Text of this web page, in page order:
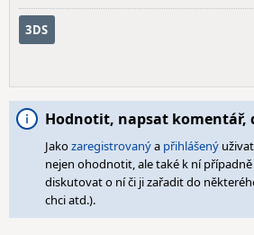
3DS
Hodnotit, napsat
Jakozaregistrovanýa přihlášený
nejen ohodnotit, ale také k ní
diskutovat o ní či ji zařadit do
chci atd.).